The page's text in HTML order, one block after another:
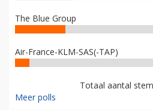
The Blue Group
Air-France-KLM-SAS(-TAP)
Totaal aantal
Meer polls